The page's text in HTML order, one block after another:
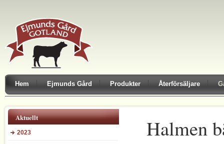
Hem Ejmunds Gård Produkter Återförsäljare
Aktuellt
2023 Halmen